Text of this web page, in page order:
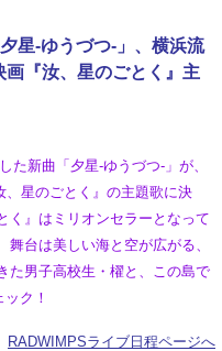
星-ゆうづつ-」、横浜流
画『汝、星のごとく』主
た新曲「夕星-ゆうづつ-」が、
、星のごとく』の主題歌に決
く』はミリオンセラーとなって
舞台は美しい海と空が広がる、
た男子高校生・櫂と、この島で
ク！
RADWIMPSライブ日程ページへ